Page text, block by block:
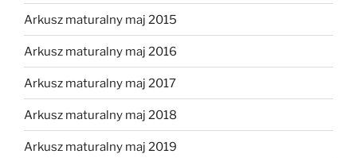
Arkusz maturalny maj 2015
Arkusz maturalny maj 2016
Arkusz maturalny maj 2017
Arkusz maturalny maj 2018
Arkusz maturalny maj 2019